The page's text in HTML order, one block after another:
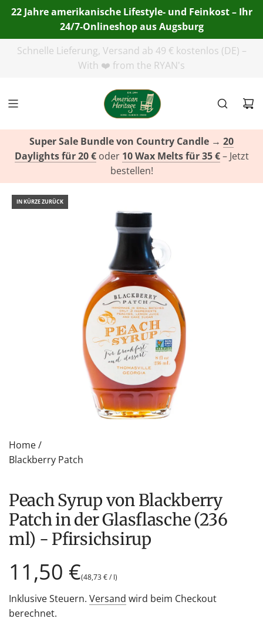
22 Jahre amerikanische Lifestyle- und Feinkost – Ihr
24/7-Onlineshop aus Augsburg
Telefon:+49(0)821 455 254 00 | E-Mail:info@american-
heritage.de| WhatsApp:+49(0)151 116 719 10
Super Sale Bundle von Country Candle → 20
Daylights für 20 €oder 10 Wax Melts für 35 €– Jetzt
bestellen!
IN KÜRZE ZURÜCK
Home/
Blackberry Patch
Peach Syrup von Blackberry
Patch in der Glasflasche (236
ml) - Pfirsichsirup
Regulärer
Preis
11,50 €(48,73 €/ l)
Inklusive Steuern. Versand wird beim Checkout
berechnet.